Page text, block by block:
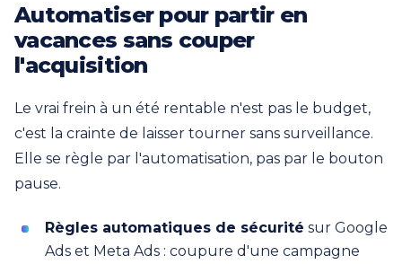
Automatiser pour partir en
vacances sans couper
l'acquisition
Le vrai frein à un été rentable n'est pas le budget,
c'est la crainte de laisser tourner sans surveillance.
Elle se règle par l'automatisation, pas par le bouton
pause.
Règles automatiques de sécurité sur Google
Ads et Meta Ads : coupure d'une campagne